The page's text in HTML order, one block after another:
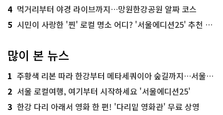
4 먹거리부터 야경 라이브까지…망원한강공원 알짜 코스
5 시민이 사랑한 '찐' 로컬 명소 어디? '서울에디션25' 추천 코스
많이 본 뉴스
1 주황색 리본 따라 한강부터 메타세쿼이아 숲길까지…서울둘레길 15코스
2 서울 로컬여행, 여기부터 시작하세요 '서울에디션25'
3 한강 다리 아래서 영화 한 편! '다리밑 영화관' 무료 상영